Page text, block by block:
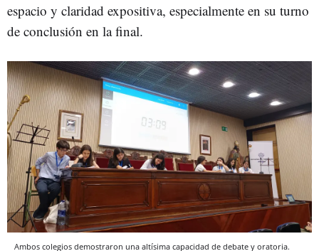
espacio y claridad expositiva, especialmente en su turno
de conclusión en la final.
Ambos colegios demostraron una altísima capacidad de debate y oratoria.